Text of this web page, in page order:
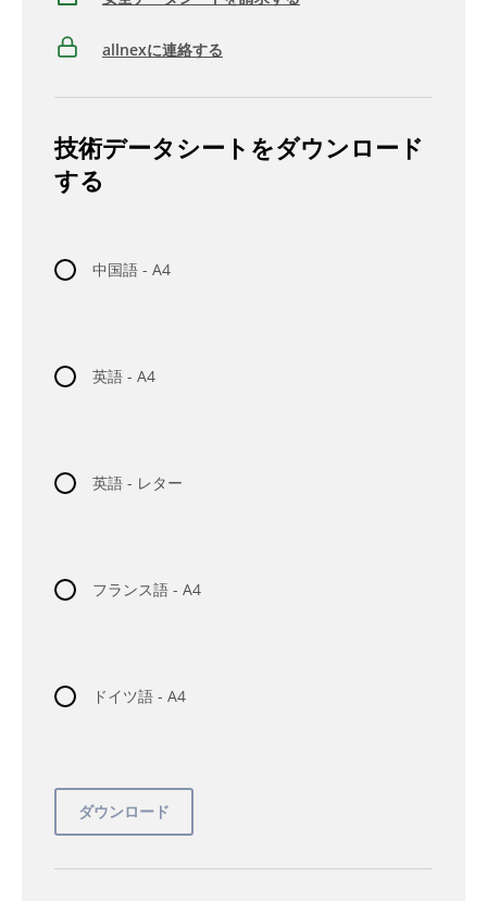
allnexに連絡する
技術データシートをダウンロード
する
中国語 - A4
英語 - A4
英語 - レター
フランス語 - A4
ドイツ語 - A4